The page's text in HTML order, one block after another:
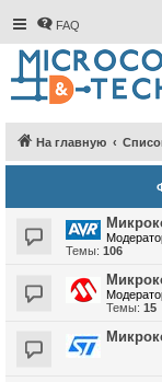
FAQ
На главную
Темы: 106
Темы: 15